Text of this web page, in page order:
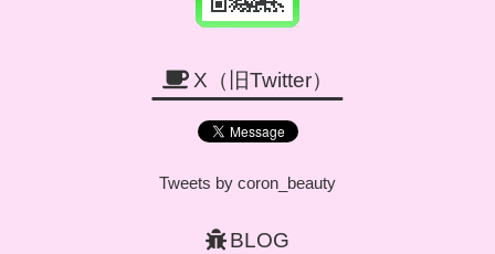
X（旧Twitter）
Tweets by coron_beauty
BLOG